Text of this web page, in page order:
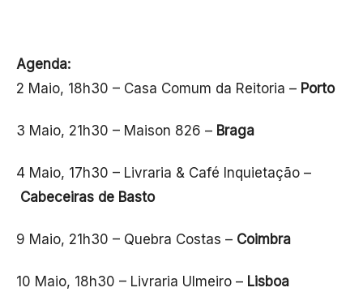
Agenda:
2 Maio, 18h30 – Casa Comum da Reitoria – Porto
3 Maio, 21h30 – Maison 826 – Braga
4 Maio, 17h30 – Livraria & Café Inquietação –
Cabeceiras de Basto
9 Maio, 21h30 – Quebra Costas – Coimbra
10 Maio, 18h30 – Livraria Ulmeiro – Lisboa